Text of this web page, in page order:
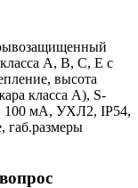
А, В, С, Е с
высота
класса А), S-
100 мА, УХЛ2, IP54,
габ.размеры